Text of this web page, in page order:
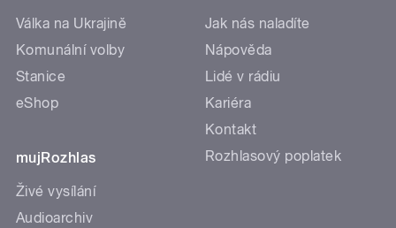
Válka na Ukrajině
Komunální volby
Stanice
eShop
mujRozhlas
Živé vysílání
Audioarchiv
Jak nás naladíte
Nápověda
Lidé v rádiu
Kariéra
Kontakt
Rozhlasový poplatek